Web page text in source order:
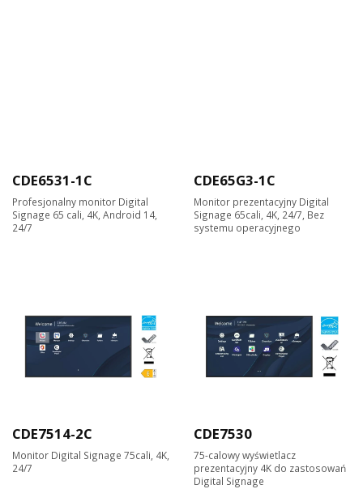
CDE6531-1C
Profesjonalny monitor Digital
Signage 65 cali, 4K, Android 14,
24/7
CDE65G3-1C
Monitor prezentacyjny Digital
Signage 65cali, 4K, 24/7, Bez
systemu operacyjnego
CDE7514-2C
Monitor Digital Signage 75cali, 4K,
24/7
CDE7530
75-calowy wyświetlacz
prezentacyjny 4K do zastosowań
Digital Signage